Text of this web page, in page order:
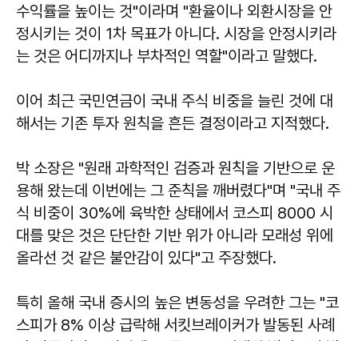
수익률을 높이는 것"이라며 "환율이나 외환시장을 안
정시키는 것이 1차 목표가 아니다. 시장을 안정시키라
는 것은 어디까지나 부차적인 역할"이라고 말했다.
이어 최근 국민연금이 국내 주식 비중을 늘린 것에 대
해서는 기존 투자 원칙을 흔든 결정이라고 지적했다.
박 소장은 "원래 과학적인 검증과 원칙을 기반으로 운
용해 왔는데 이번에는 그 준칙을 깨버렸다"며 "국내 주
식 비중이 30%에 육박한 상태에서 코스피 8000 시
대를 맞은 것은 단단한 기반 위가 아니라 모래성 위에
올라선 것 같은 불안감이 있다"고 주장했다.
특히 올해 국내 증시의 높은 변동성을 우려한 그는 "코
스피가 8% 이상 급락해 서킷브레이커가 발동된 사례